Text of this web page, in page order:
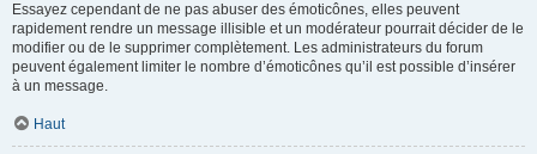
Essayez cependant de ne pas abuser des émoticônes, elles peuvent
rapidement rendre un message illisible et un modérateur pourrait décider de le
modifier ou de le supprimer complètement. Les administrateurs du forum
peuvent également limiter le nombre d’émoticônes qu’il est possible d’insérer
à un message.
Haut